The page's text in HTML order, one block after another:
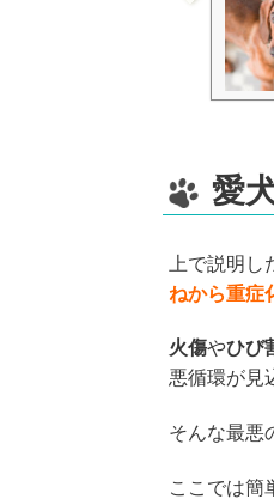
愛
上で説明し
ねから重症
火傷やひび
悪循環が見
そんな最悪
ここでは簡